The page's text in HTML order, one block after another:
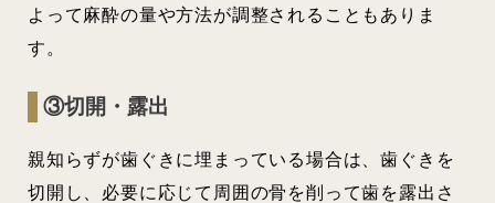
よって麻酔の量や方法が調整されることもありま
す。
③切開・露出
親知らずが歯ぐきに埋まっている場合は、歯ぐきを
切開し、必要に応じて周囲の骨を削って歯を露出さ